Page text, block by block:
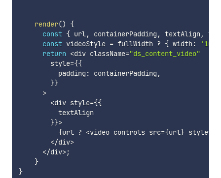
render()
{
const { url, containerPadding , textAlign ,
const videoStyle = fullWidth ? { width :
return <div className="ds_content_video"
        style
={{
          padding
: containerPadding ,
}}
>
<div style={{
          textAlign
}}>
{url ? <video controls src={url} style=
</div>
</div>;
}
}